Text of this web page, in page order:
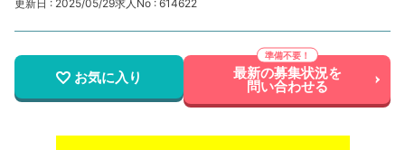
更新日 : 2025/05/29求人No : 614622
お気に入り 最新の募集状況を
問い合わせる